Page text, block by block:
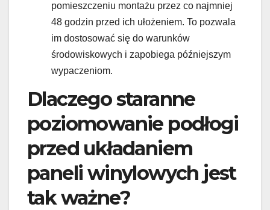
pomieszczeniu montażu przez co najmniej
48 godzin przed ich ułożeniem. To pozwala
im dostosować się do warunków
środowiskowych i zapobiega późniejszym
wypaczeniom.
Dlaczego staranne
poziomowanie podłogi
przed układaniem
paneli winylowych jest
tak ważne?